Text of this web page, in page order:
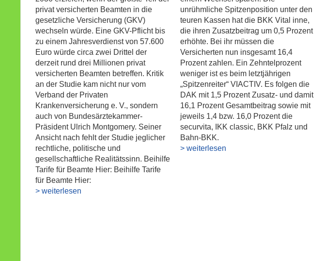
privat versicherten Beamten in die
gesetzliche Versicherung (GKV)
wechseln würde. Eine GKV-Pflicht bis
zu einem Jahresverdienst von 57.600
Euro würde circa zwei Drittel der
derzeit rund drei Millionen privat
versicherten Beamten betreffen. Kritik
an der Studie kam nicht nur vom
Verband der Privaten
Krankenversicherung e. V., sondern
auch von Bundesärztekammer-
Präsident Ulrich Montgomery. Seiner
Ansicht nach fehlt der Studie jeglicher
rechtliche, politische und
gesellschaftliche Realitätssinn. Beihilfe
Tarife für Beamte Hier: Beihilfe Tarife
für Beamte Hier:
> weiterlesen
unrühmliche Spitzenposition unter den
teuren Kassen hat die BKK Vital inne,
die ihren Zusatzbeitrag um 0,5 Prozent
erhöhte. Bei ihr müssen die
Versicherten nun insgesamt 16,4
Prozent zahlen. Ein Zehntelprozent
weniger ist es beim letztjährigen
„Spitzenreiter“ VIACTIV. Es folgen die
DAK mit 1,5 Prozent Zusatz- und damit
16,1 Prozent Gesamtbeitrag sowie mit
jeweils 1,4 bzw. 16,0 Prozent die
securvita, IKK classic, BKK Pfalz und
Bahn-BKK.
> weiterlesen